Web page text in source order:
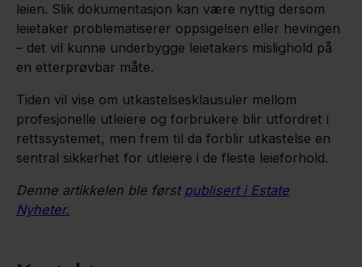
leien. Slik dokumentasjon kan være nyttig dersom
leietaker problematiserer oppsigelsen eller hevingen
– det vil kunne underbygge leietakers mislighold på
en etterprøvbar måte.
Tiden vil vise om utkastelsesklausuler mellom
profesjonelle utleiere og forbrukere blir utfordret i
rettssystemet, men frem til da forblir utkastelse en
sentral sikkerhet for utleiere i de fleste leieforhold.
Denne artikkelen ble først publisert i Estate
Nyheter.